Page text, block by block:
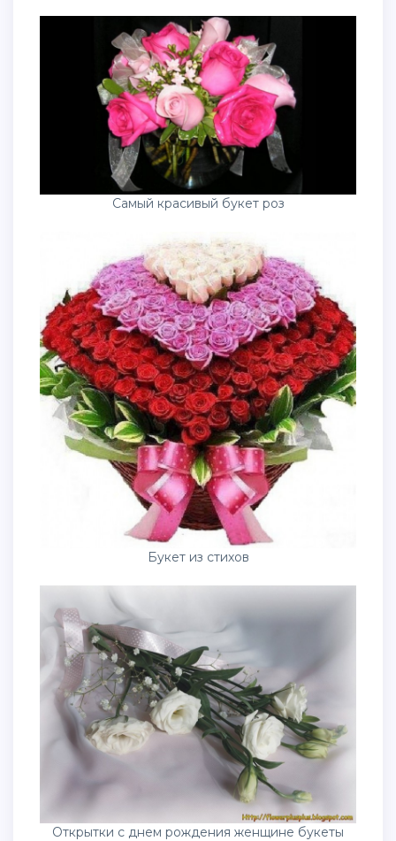
Самый красивый букет роз
Букет из стихов
Открытки с днем рождения женщине букеты